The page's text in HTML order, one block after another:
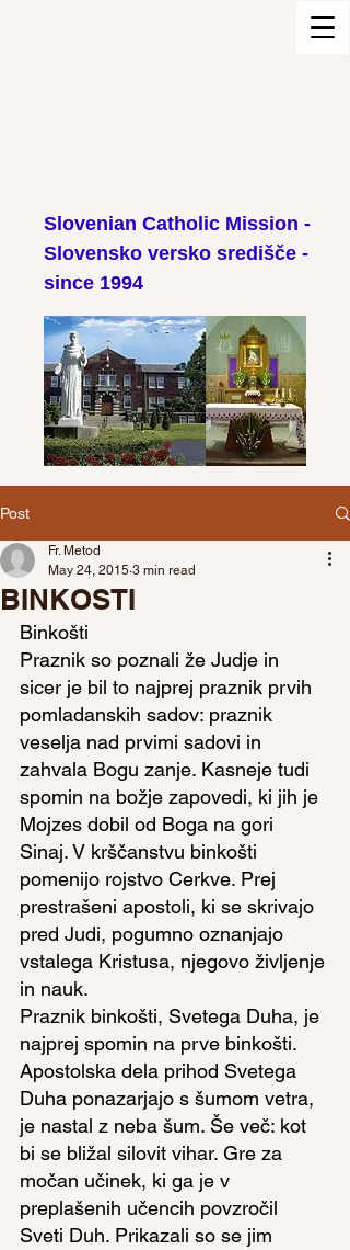
Slovenian Catholic Mission -
Slovensko versko središče -
since 1994
Post
BINKOSTI
Fr. Metod
May 24, 2015 3 min read
Binkošti
Praznik so poznali že Judje in
sicer je bil to najprej praznik prvih
pomladanskih sadov: praznik
veselja nad prvimi sadovi in
zahvala Bogu zanje. Kasneje tudi
spomin na božje zapovedi, ki jih je
Mojzes dobil od Boga na gori
Sinaj. V krščanstvu binkošti
pomenijo rojstvo Cerkve. Prej
prestrašeni apostoli, ki se skrivajo
pred Judi, pogumno oznanjajo
vstalega Kristusa, njegovo življenje
in nauk.
Praznik binkošti, Svetega Duha, je
najprej spomin na prve binkošti.
Apostolska dela prihod Svetega
Duha ponazarjajo s šumom vetra,
je nastal z neba šum. Še več: kot
bi se bližal silovit vihar. Gre za
močan učinek, ki ga je v
preplašenih učencih povzročil
Sveti Duh. Prikazali so se jim